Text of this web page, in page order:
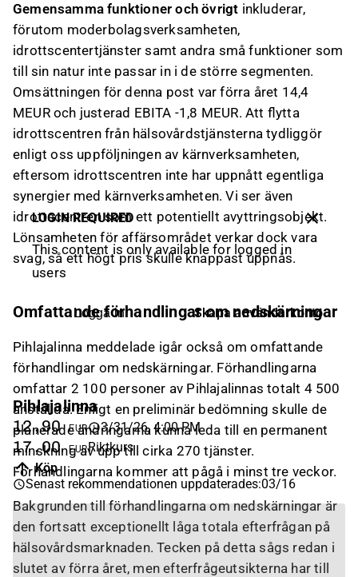
Gemensamma funktioner och övrigt inkluderar,
förutom moderbolagsverksamheten,
idrottscentertjänster samt andra små funktioner som
till sin natur inte passar in i de större segmenten.
Omsättningen för denna post var förra året 14,4
MEUR och justerad EBITA -1,8 MEUR. Att flytta
idrottscentren från hälsovårdstjänsterna tydliggör
enligt oss uppföljningen av kärnverksamheten,
eftersom idrottscentren inte har uppnått egentliga
synergier med kärnverksamheten. Vi ser även
idrottscentren som ett potentiellt avyttringsobjekt.
Lönsamheten för affärsområdet verkar dock vara
svag, så ett högt pris skulle knappast uppnås.
Omfattande förhandlingar om nedskärningar
Pihlajalinna meddelade igår också om omfattande
förhandlingar om nedskärningar. Förhandlingarna
omfattar 2 100 personer av Pihlajalinnas totalt 4 500
anställda. Enligt en preliminär bedömning skulle de
planerade ändringarna kunna leda till en permanent
minskning av upp till cirka 270 tjänster.
Förhandlingarna kommer att pågå i minst tre veckor.
Bakgrunden till förhandlingarna om nedskärningar är
den fortsatt exceptionellt låga totala efterfrågan på
hälsovårdsmarknaden. Tecken på detta sågs redan i
slutet av förra året, men efterfrågeutsikterna har till
LOGIN REQUIRED
This content is only available for logged in
users
Logga in Skapa användarkonto
Pihlajalinna
12,90 EUR 3/31/26, 4:00 PM
17,00 EURRiktkurs
Köp
Senast rekommendationen uppdaterades:03/16